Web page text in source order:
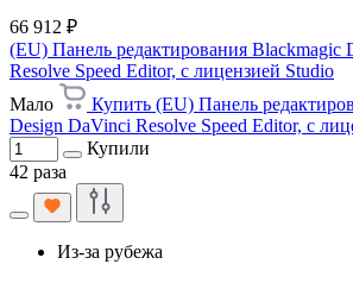
66 912 ₽
(EU) Панель редактирования Blackmagic
Resolve Speed Editor, с лицензией Studio
Мало
Купить (EU) Панель
Design DaVinci Resolve Speed Editor, с
Купили
42 раза
Из-за рубежа